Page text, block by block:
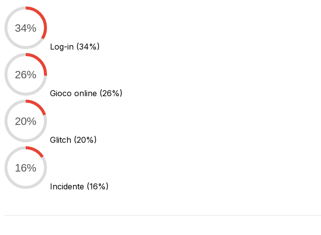
34%
Log-in (34%)
26%
Gioco online (26%)
20%
Glitch (20%)
16%
Incidente (16%)